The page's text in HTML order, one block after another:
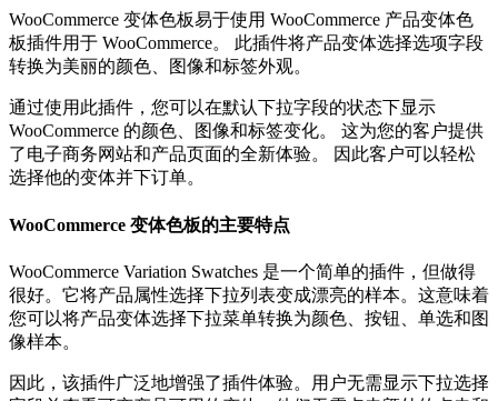
WooCommerce 变体色板易于使用 WooCommerce 产品变体色
板插件用于 WooCommerce。 此插件将产品变体选择选项字段
转换为美丽的颜色、图像和标签外观。
通过使用此插件，您可以在默认下拉字段的状态下显示
WooCommerce 的颜色、图像和标签变化。 这为您的客户提供
了电子商务网站和产品页面的全新体验。 因此客户可以轻松
选择他的变体并下订单。
WooCommerce 变体色板的主要特点
WooCommerce Variation Swatches 是一个简单的插件，但做得
很好。它将产品属性选择下拉列表变成漂亮的样本。这意味着
您可以将产品变体选择下拉菜单转换为颜色、按钮、单选和图
像样本。
因此，该插件广泛地增强了插件体验。用户无需显示下拉选择